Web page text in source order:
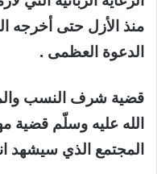
منذ الأزل حتى أخرجه
الدعوة العظمى .
قضية شرف النسب
الله عليه وسلّم قضية
المجتمع الذي سيشهد